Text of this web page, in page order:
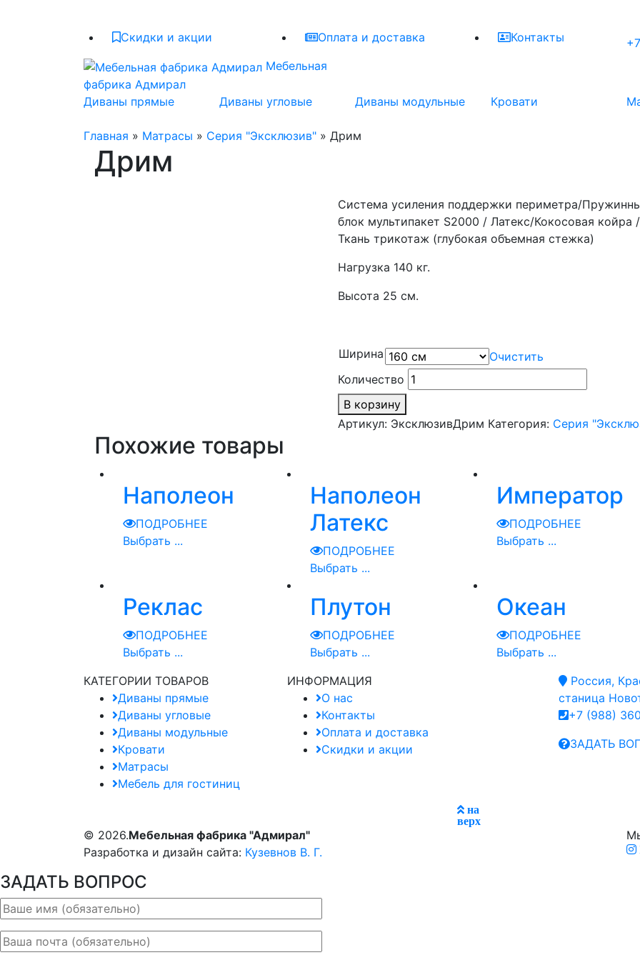
Скидки и акции Оплата и доставка Контакты
Мебельная
фабрика Адмирал
Диваны прямые
Диваны угловые Диваны модульные Кровати
Главная » Матрасы » Серия "Эксклюзив" » Дрим
Дрим
Система усиления поддержки периметра/
блок мультипакет S2000 / Латекс/Кокосовая койра /
Ткань трикотаж (глубокая объемная стежка)
Нагрузка 140 кг.
Высота 25 см.
Ширина
Очистить
Количество
В корзину
Артикул: ЭксклюзивДрим Категория: Серия
Похожие товары
Наполеон
ПОДРОБНЕЕ
Выбрать ...
Наполеон
Латекс
ПОДРОБНЕЕ
Выбрать ...
Император
ПОДРОБНЕЕ
Выбрать ...
Реклас
ПОДРОБНЕЕ
Выбрать ...
Плутон
ПОДРОБНЕЕ
Выбрать ...
Океан
ПОДРОБНЕЕ
Выбрать ...
КАТЕГОРИИ ТОВАРОВ
Диваны прямые
Диваны угловые
Диваны модульные
Кровати
Матрасы
Мебель для гостиниц
ИНФОРМАЦИЯ
О нас
Контакты
Оплата и доставка
Скидки и акции
Россия,
станица
+7 (988)
ЗАДАТЬ
на
верх
© 2026.Мебельная фабрика "Адмирал"
Разработка и дизайн сайта: Кузевнов В. Г.
ЗАДАТЬ ВОПРОС